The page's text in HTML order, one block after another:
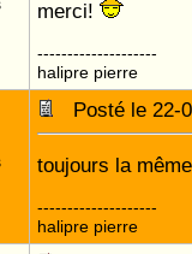
merci!
--------------------
halipre pierre
Posté le 22-
toujours la
--------------------
halipre pierre